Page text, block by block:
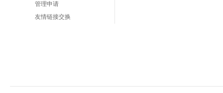
管理申请
友情链接交换